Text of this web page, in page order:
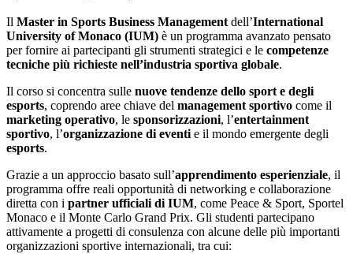
Il Master in Sports Business Managementdell’International
University of Monaco (IUM) è un programma avanzato pensato
per fornire ai partecipanti gli strumenti strategici e le competenze
tecniche più richieste nell’industria sportiva globale.
Il corso si concentra sulle nuove tendenze dello sport e degli
esports, coprendo aree chiave del management sportivo come il
marketing operativo, le sponsorizzazioni, l’entertainment
sportivo, l’organizzazione di eventie il mondo emergente degli
esports.
Grazie a un approccio basato sull’apprendimento esperienziale, il
programma offre reali opportunità di networking e collaborazione
diretta con i partner ufficiali di IUM, come Peace & Sport, Sportel
Monaco e il Monte Carlo Grand Prix. Gli studenti partecipano
attivamente a progetti di consulenza con alcune delle più importanti
organizzazioni sportive internazionali, tra cui: